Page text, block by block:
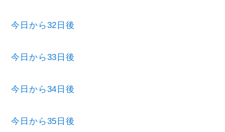
今日から32日後
今日から33日後
今日から34日後
今日から35日後